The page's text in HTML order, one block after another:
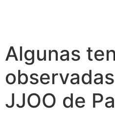
Algunas
JJOO de